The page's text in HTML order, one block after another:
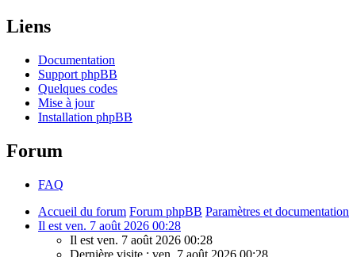
Liens
Documentation
Support phpBB
Quelques codes
Mise à jour
Installation phpBB
Forum
FAQ
Accueil du forum Forum phpBB Paramètres et documentation
Il est ven. 7 août 2026 00:28
Il est ven. 7 août 2026 00:28
Dernière visite : ven. 7 août 2026 00:28